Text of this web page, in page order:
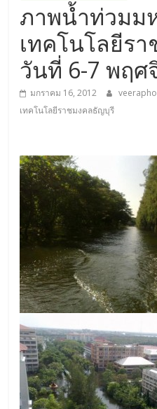
ภาพน้ำท่วมม
เทคโนโลยีร
วันที่ 6-7 พฤศ
มกราคม 16, 2012
เทคโนโลยีราชมงคลธัญบุรี